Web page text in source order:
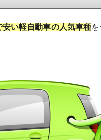
安い軽自動車の人気車種